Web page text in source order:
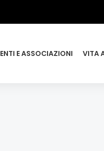
ENTI E ASSOCIAZIONI VITA